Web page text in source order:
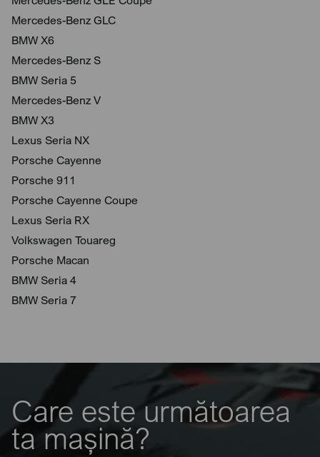
Mercedes-Benz GLC
BMW X6
Mercedes-Benz S
BMW Seria 5
Mercedes-Benz V
BMW X3
Lexus Seria NX
Porsche Cayenne
Porsche 911
Porsche Cayenne Coupe
Lexus Seria RX
Volkswagen Touareg
Porsche Macan
BMW Seria 4
BMW Seria 7
Care este următoarea
ta mașină?